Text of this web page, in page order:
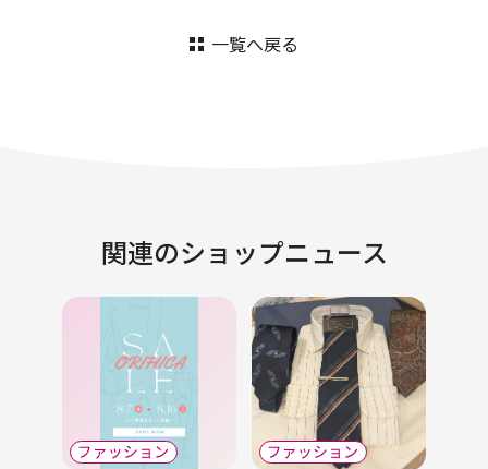
一覧へ戻る
関連のショップニュース